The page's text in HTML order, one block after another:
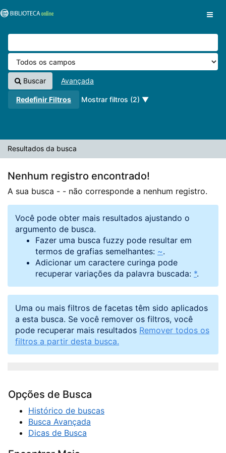
VuFind
Buscar Avançada
Redefinir Filtros Mostrar filtros (2)
Resultados da busca
Nenhum registro encontrado!
A sua busca - - não corresponde a nenhum registro.
Você pode obter mais resultados ajustando o
argumento de busca.
Fazer uma busca fuzzy pode resultar em
termos de grafias semelhantes: ~.
Adicionar um caractere curinga pode
recuperar variações da palavra buscada: *.
Uma ou mais filtros de facetas têm sido aplicados
a esta busca. Se você remover os filtros, você
pode recuperar mais resultados Remover todos os
filtros a partir desta busca.
Opções de Busca
Histórico de buscas
Busca Avançada
Dicas de Busca